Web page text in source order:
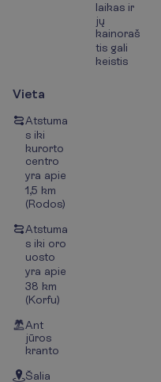
laikas ir
jų
kainoraš
tis gali
keistis
Vieta
Atstuma
s iki
kurorto
centro
yra apie
1,5 km
(Rodos)
Atstuma
s iki oro
uosto
yra apie
38 km
(Korfu)
Ant
jūros
kranto
Šalia